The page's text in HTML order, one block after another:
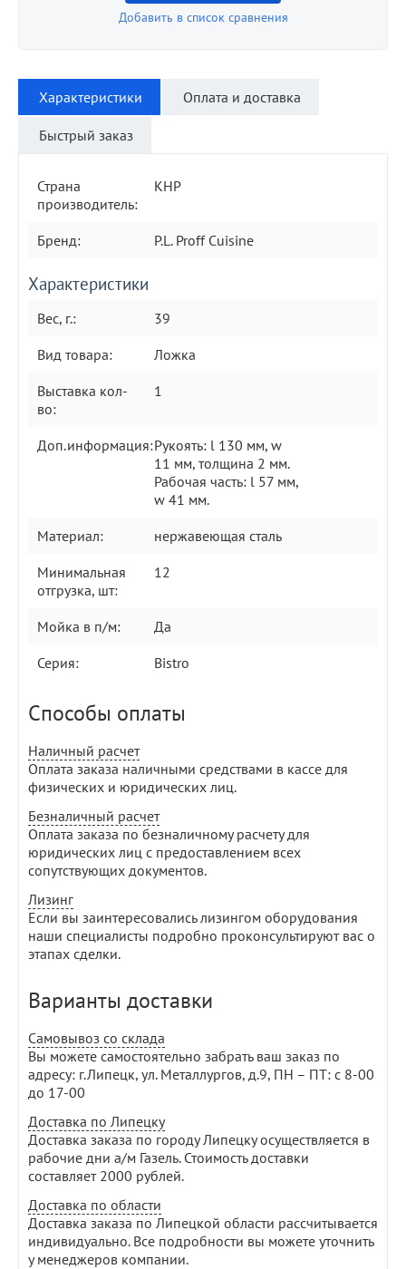
Добавить в список сравнения
Характеристики Оплата и доставка
Быстрый заказ
Страна
производитель:
КНР
Бренд: P.L. Proff Cuisine
Характеристики
Вес, г.:
39
Вид товара:
Ложка
Выставка кол-
во:
1
Доп.информация:Рукоять: l 130 мм, w
11 мм, толщина 2 мм.
Рабочая часть: l 57 мм,
w 41 мм.
Материал:
нержавеющая сталь
Минимальная
отгрузка, шт:
12
Мойка в п/м:
Да
Серия:
Bistro
Способы оплаты
Наличный расчет
Оплата заказа наличными средствами в кассе для
физических и юридических лиц.
Безналичный расчет
Оплата заказа по безналичному расчету для
юридических лиц с предоставлением всех
сопутствующих документов.
Лизинг
Если вы заинтересовались лизингом оборудования
наши специалисты подробно проконсультируют вас о
этапах сделки.
Варианты доставки
Самовывоз со склада
Вы можете самостоятельно забрать ваш заказ по
адресу: г.Липецк, ул. Металлургов, д.9, ПН – ПТ: с 8-00
до 17-00
Доставка по Липецку
Доставка заказа по городу Липецку осуществляется в
рабочие дни а/м Газель. Стоимость доставки
составляет 2000 рублей.
Доставка по области
Доставка заказа по Липецкой области рассчитывается
индивидуально. Все подробности вы можете уточнить
у менеджеров компании.